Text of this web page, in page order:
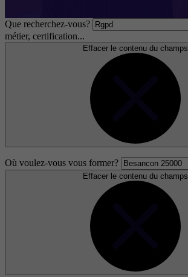
Que recherchez-vous?
métier, certification...
Effacer le contenu du champs
Où voulez-vous vous former?
Effacer le contenu du champs